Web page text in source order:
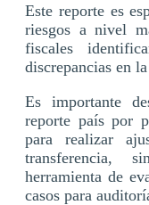
Este reporte es
riesgos a nivel
fiscales
discrepancias en
Es importante
reporte país por
para realizar
transferencia,
herramienta de
casos para